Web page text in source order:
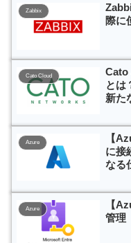
Zabbix
際に
Cato Cloud
Cato
とは
新た
Azure
【
に接
なる
Azure
【
管理